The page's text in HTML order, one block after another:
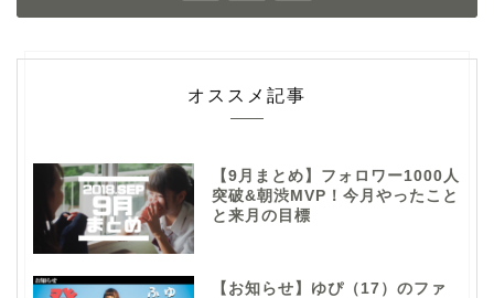
オススメ記事
【9月まとめ】フォロワー1000人
突破&朝渋MVP！今月やったこと
と来月の目標
【お知らせ】ゆぴ（17）のファ